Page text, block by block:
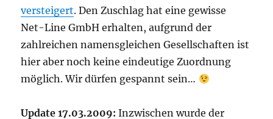
versteigert. Den Zuschlag hat eine gewisse
Net-Line GmbH erhalten, aufgrund der
zahlreichen namensgleichen Gesellschaften ist
hier aber noch keine eindeutige Zuordnung
möglich. Wir dürfen gespannt sein…
Update 17.03.2009:Inzwischen wurde der